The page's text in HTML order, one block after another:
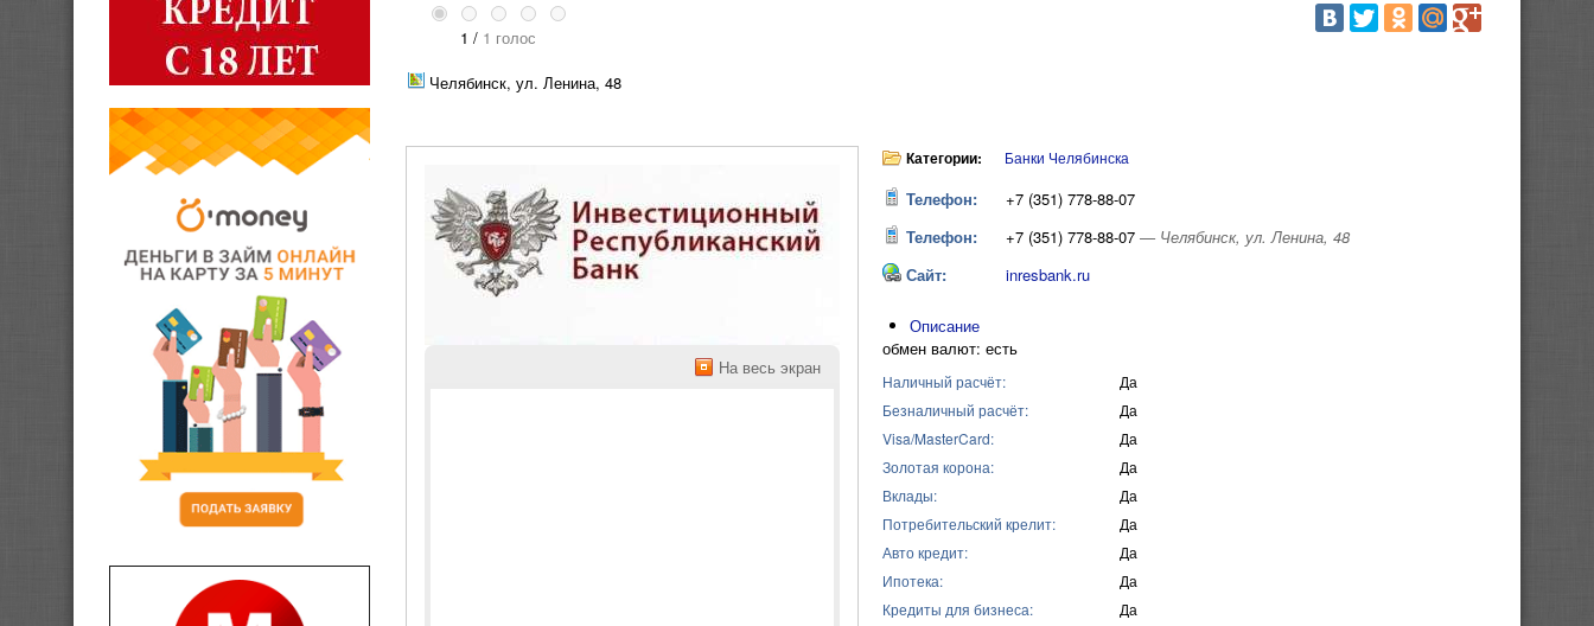
1 / 1 голос
Челябинск, ул. Ленина, 48
На весь экран
Категории: Банки Челябинска
Телефон:
+7 (351) 778-88-07
Телефон:
+7 (351) 778-88-07 — Челябинск, ул. Ленина, 48
Сайт:
inresbank.ru
Описание
обмен валют: есть
Наличный расчёт:
Да
Безналичный расчёт:
Да
Visa/MasterCard:
Да
Золотая корона:
Да
Вклады:
Да
Потребительский крелит:
Да
Авто кредит:
Да
Ипотека:
Да
Кредиты для бизнеса:
Да